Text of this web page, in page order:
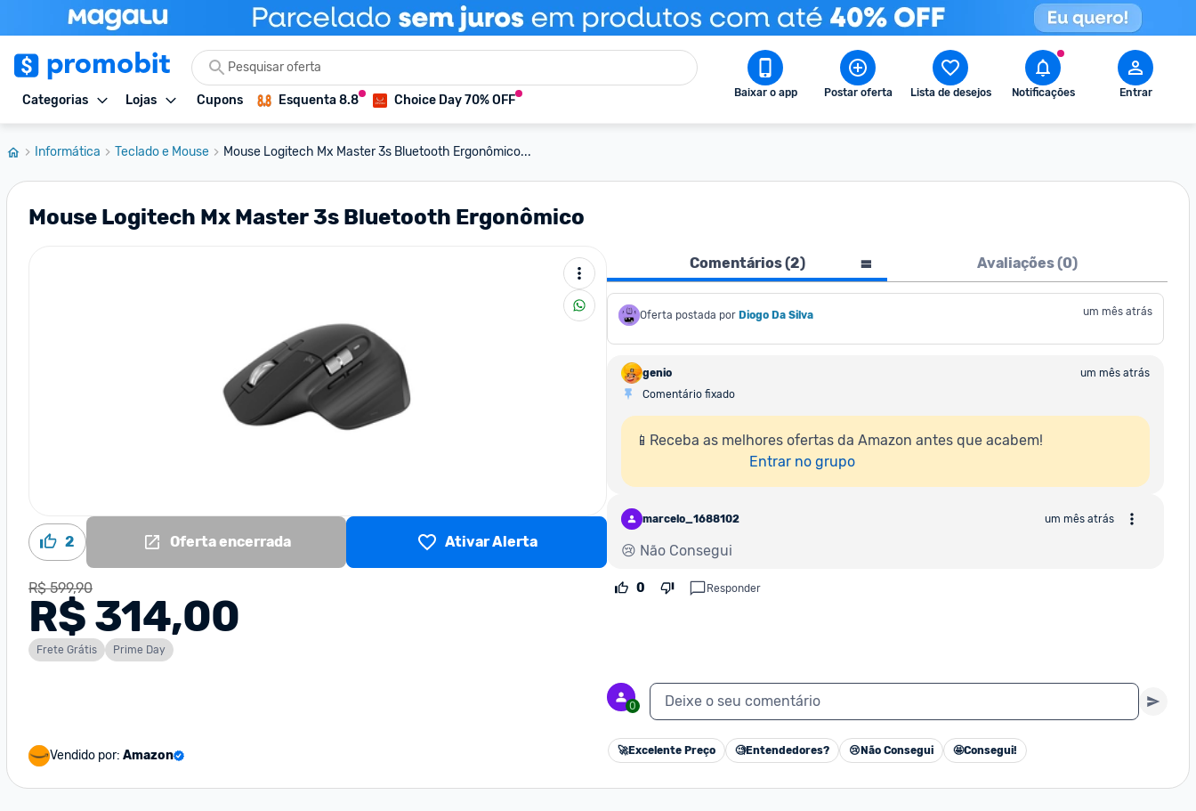
Categorias Lojas Cupons Esquenta 8.8 Choice Day 70% OFF Baixar o app Postar oferta Lista de desejos Notificações Entrar
Informática Teclado e Mouse Mouse Logitech Mx Master 3s Bluetooth Ergonômico...
Mouse Logitech Mx Master 3s Bluetooth Ergonômico
2 Oferta encerrada Ativar Alerta
R$ 599,90
R$ 314,00
Frete Grátis Prime Day
Vendido por: Amazon
Comentários (2) Avaliações (0)
Oferta postada por Diogo Da Silva um mês atrás
genio
um mês atrás
Comentário fixado
📱Receba as melhores ofertas da Amazon antes que acabem!
Entrar no grupo
marcelo_1688102 um mês atrás
😢 Não Consegui
0 Responder
0 Deixe o seu comentário
🚀Excelente Preço 🧐Entendedores? 😢 Não Consegui 🤩Consegui!